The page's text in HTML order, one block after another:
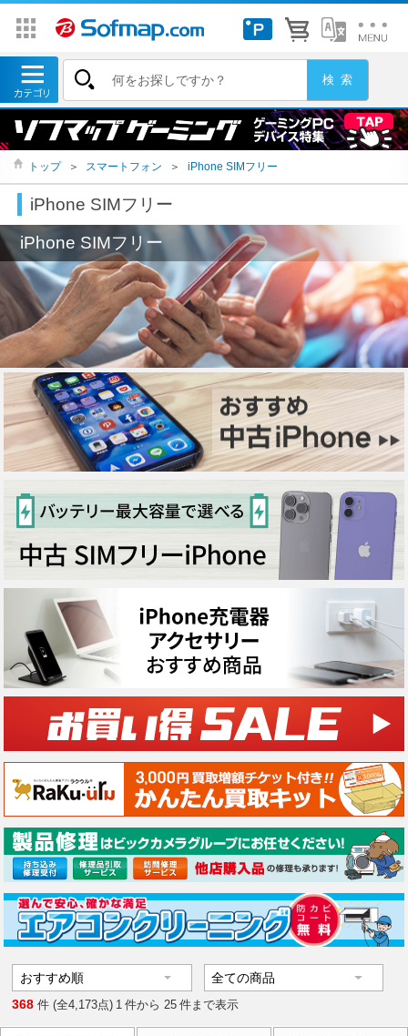
トップ ＞ スマートフォン ＞ iPhone SIMフリー
iPhone SIMフリー
iPhone SIMフリー
368 件 (全4,173点) 1 件から 25 件まで表示